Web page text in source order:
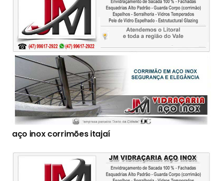
aço inox corrimões itajaí